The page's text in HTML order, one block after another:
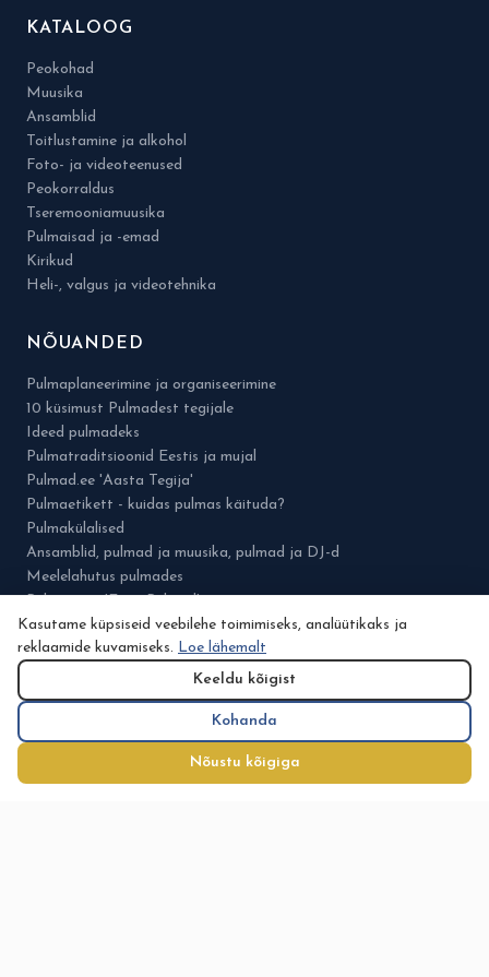
KATALOOG
Peokohad
Muusika
Ansamblid
Toitlustamine ja alkohol
Foto- ja videoteenused
Peokorraldus
Tseremooniamuusika
Pulmaisad ja -emad
Kirikud
Heli-, valgus ja videotehnika
NÕUANDED
Pulmaplaneerimine ja organiseerimine
10 küsimust Pulmadest tegijale
Ideed pulmadeks
Pulmatraditsioonid Eestis ja mujal
Pulmad.ee 'Aasta Tegija'
Pulmaetikett - kuidas pulmas käituda?
Pulmakülalised
Ansamblid, pulmad ja muusika, pulmad ja DJ-d
Meelelahutus pulmades
PULMAD.EE
Meist
Kataloog
Kasutame küpsiseid veebilehe toimimiseks, analüütikaks ja
reklaamide kuvamiseks. Loe lähemalt
Keeldu kõigist
Kohanda
Nõustu kõigiga